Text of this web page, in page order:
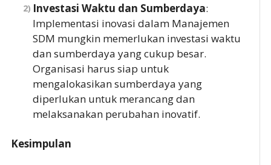
Investasi Waktu dan Sumberdaya:
Implementasi inovasi dalam Manajemen
SDM mungkin memerlukan investasi waktu
dan sumberdaya yang cukup besar.
Organisasi harus siap untuk
mengalokasikan sumberdaya yang
diperlukan untuk merancang dan
melaksanakan perubahan inovatif.
Kesimpulan